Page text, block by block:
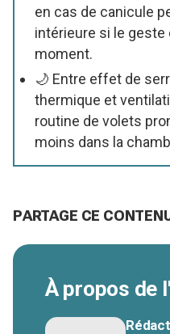
en cas de canicule
intérieure si le
moment.
🌙 Entre effet de
thermique et
routine de volets
moins dans la
PARTAGE CE
À propos de